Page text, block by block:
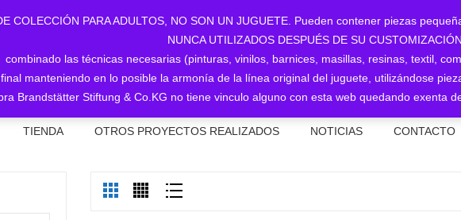
COLECCIÓN PARA ADULTOS, NO SON UN JUGUETE. Pueden contener piezas
NUNCA UTILIZADOS DESPUÉS DE SU CUSTOMIZACIÓN.
las técnicas necesarias (pinturas, vinilos, barnices, masillas, resinas, textil,
manteniendo en lo posible la armonía de la línea original del juguete, utilizándose
Brandstätter Stiftung & Co.KG no tiene vinculo alguno con esta web quedando exenta
TIENDA OTROS PROYECTOS REALIZADOS NOTICIAS CONTACTO